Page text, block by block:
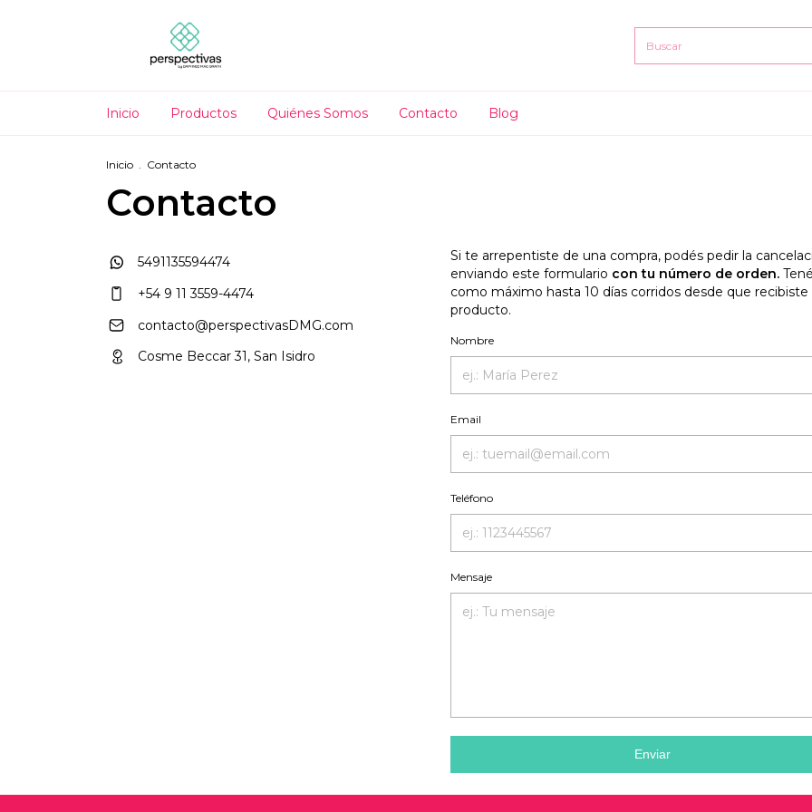
Inicio Productos Quiénes Somos Contacto Blog
Inicio . Contacto
Contacto
5491135594474
+54 9 11 3559-4474
contacto@perspectivasDMG.com
Cosme Beccar 31, San Isidro
Si te arrepentiste de una compra, podés pedir la
enviando este formulario con tu número de orden.
como máximo hasta 10 días corridos desde que recibiste
producto.
Nombre
Email
Teléfono
Mensaje
Enviar